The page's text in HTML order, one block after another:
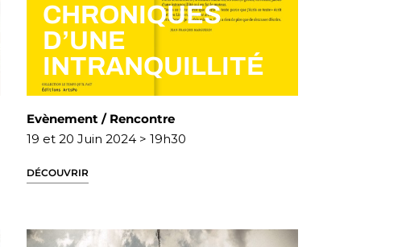
CHRONIQUES
D’UNE
INTRANQUILLITÉ
Evènement / Rencontre
19 et 20 Juin 2024 > 19h30
DÉCOUVRIR